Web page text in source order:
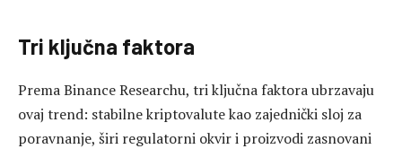
Tri ključna faktora
Prema Binance Researchu, tri ključna faktora ubrzavaju
ovaj trend: stabilne kriptovalute kao zajednički sloj za
poravnanje, širi regulatorni okvir i proizvodi zasnovani